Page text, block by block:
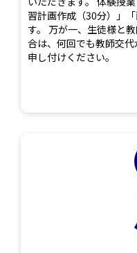
習計画作成（30分）」
す。 万が一、生徒様と
合は、何回でも教師交
申し付けください。